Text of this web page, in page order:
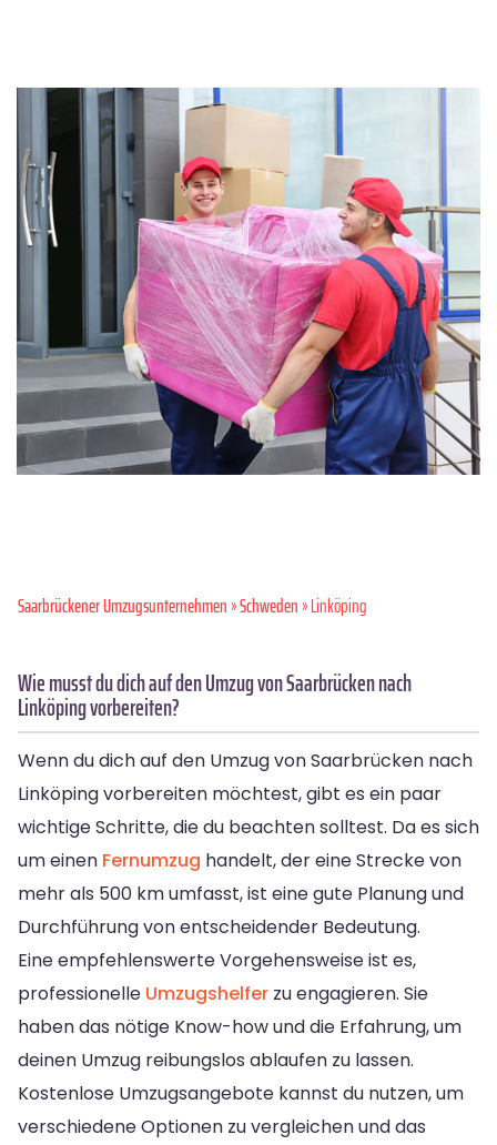
Saarbrückener Umzugsunternehmen»Schweden» Linköping
Wie musst du dich auf den Umzug von Saarbrücken nach
Linköping vorbereiten?
Wenn du dich auf den Umzug von Saarbrücken nach
Linköping vorbereiten möchtest, gibt es ein paar
wichtige Schritte, die du beachten solltest. Da es sich
um einen Fernumzug handelt, der eine Strecke von
mehr als 500 km umfasst, ist eine gute Planung und
Durchführung von entscheidender Bedeutung.
Eine empfehlenswerte Vorgehensweise ist es,
professionelle Umzugshelfer zu engagieren. Sie
haben das nötige Know-how und die Erfahrung, um
deinen Umzug reibungslos ablaufen zu lassen.
Kostenlose Umzugsangebote kannst du nutzen, um
verschiedene Optionen zu vergleichen und das